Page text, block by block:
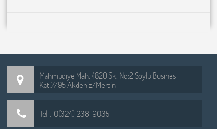
Mahmudiye Mah. 4820 Sk. No:2 Soylu Busines
Kat:7/95 Akdeniz/Mersin
Tel : 0(324) 238-9035